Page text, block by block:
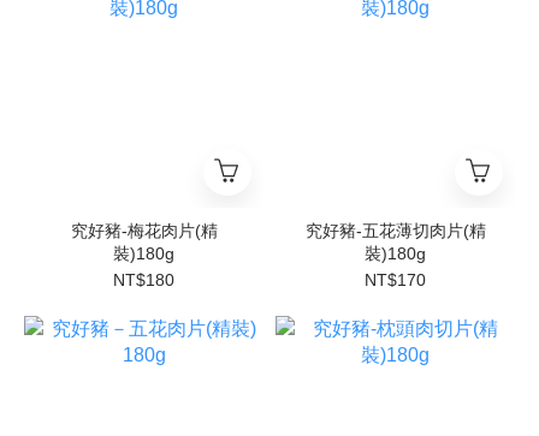
究好豬-梅花肉片(精
裝)180g
NT$180
究好豬-五花薄切肉片(精
裝)180g
NT$170